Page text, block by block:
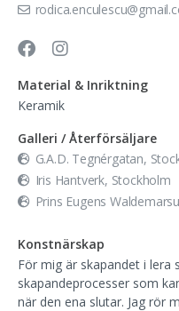
Material & Inriktning
Keramik
Galleri / Återförsäljare
G.A.D. Tegnérgatan,
Iris Hantverk, Stockholm
Prins Eugens
Konstnärskap
För mig är skapandet i
skapandeprocesser som
när den ena slutar. Jag rör